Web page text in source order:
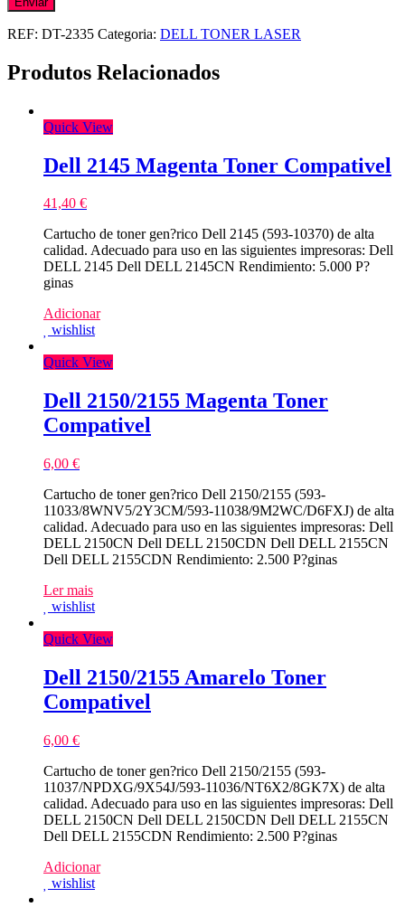
REF: DT-2335 Categoria: DELL TONER LASER
Produtos Relacionados
Quick View
Dell 2145 Magenta Toner Compativel
41,40 €
Cartucho de toner gen?rico Dell 2145 (593-10370) de alta
calidad. Adecuado para uso en las siguientes impresoras: Dell
DELL 2145 Dell DELL 2145CN Rendimiento: 5.000 P?
ginas
Adicionar
wishlist
Quick View
Dell 2150/2155 Magenta Toner
Compativel
6,00 €
Cartucho de toner gen?rico Dell 2150/2155 (593-
11033/8WNV5/2Y3CM/593-11038/9M2WC/D6FXJ) de alta
calidad. Adecuado para uso en las siguientes impresoras: Dell
DELL 2150CN Dell DELL 2150CDN Dell DELL 2155CN
Dell DELL 2155CDN Rendimiento: 2.500 P?ginas
Ler mais
wishlist
Quick View
Dell 2150/2155 Amarelo Toner
Compativel
6,00 €
Cartucho de toner gen?rico Dell 2150/2155 (593-
11037/NPDXG/9X54J/593-11036/NT6X2/8GK7X) de alta
calidad. Adecuado para uso en las siguientes impresoras: Dell
DELL 2150CN Dell DELL 2150CDN Dell DELL 2155CN
Dell DELL 2155CDN Rendimiento: 2.500 P?ginas
Adicionar
wishlist